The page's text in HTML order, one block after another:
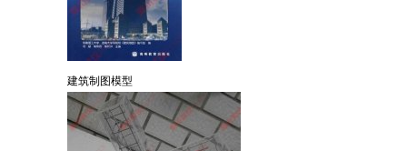
建筑制图模型